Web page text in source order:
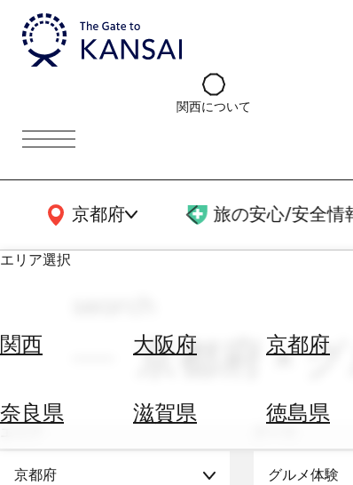
関西について
京都府
関西広域MAP 旅の安心/安全情
エリア選択
関西 大阪府 京都府
奈良県 滋賀県 徳島県
ホ
京都府 × グ
京都府 グルメ体験